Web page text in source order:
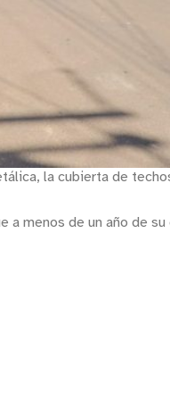
la cubierta de
menos de un año de